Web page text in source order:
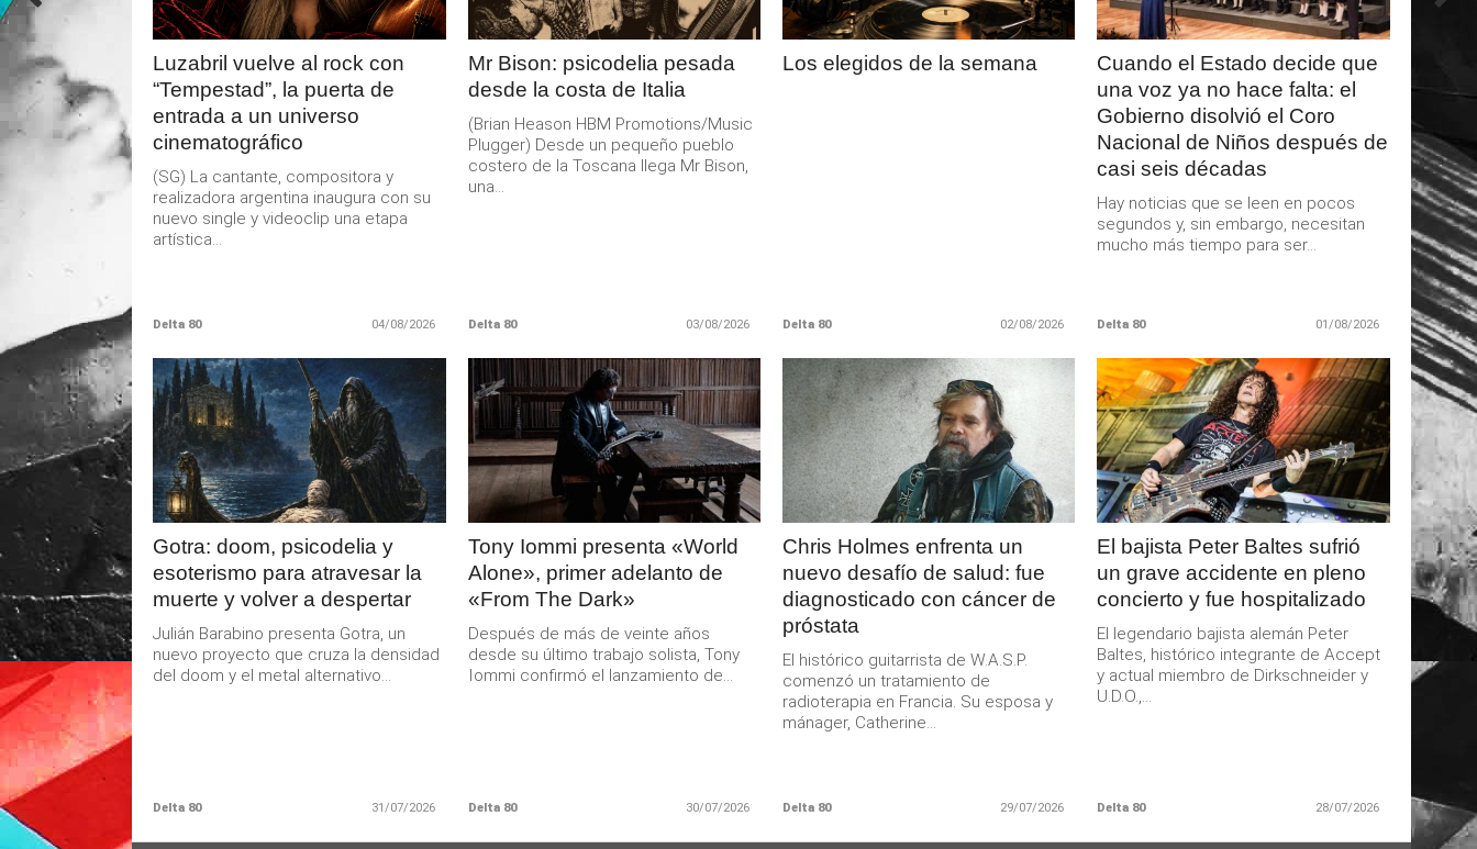
Luzabril vuelve al rock con
“Tempestad”, la puerta de
entrada a un universo
cinematográfico
(SG) La cantante, compositora y
realizadora argentina inaugura con su
nuevo single y videoclip una etapa
artística...
Delta 80 04/08/2026
Mr Bison: psicodelia pesada
desde la costa de Italia
(Brian Heason HBM Promotions/Music
Plugger) Desde un pequeño pueblo
costero de la Toscana llega Mr Bison,
una...
Delta 80 03/08/2026
Los elegidos de la semana
Delta 80 02/08/2026
Cuando el Estado decide que
una voz ya no hace falta: el
Gobierno disolvió el Coro
Nacional de Niños después de
casi seis décadas
Hay noticias que se leen en pocos
segundos y, sin embargo, necesitan
mucho más tiempo para ser...
Delta 80 01/08/2026
LEER
MAS
Gotra: doom, psicodelia y
esoterismo para atravesar la
muerte y volver a despertar
Julián Barabino presenta Gotra, un
nuevo proyecto que cruza la densidad
del doom y el metal alternativo...
Delta 80 31/07/2026
LEER
MAS
Tony Iommi presenta «World
Alone», primer adelanto de
«From The Dark»
Después de más de veinte años
desde su último trabajo solista, Tony
Iommi confirmó el lanzamiento de...
Delta 80 30/07/2026
LEER
MAS
Chris Holmes enfrenta un
nuevo desafío de salud: fue
diagnosticado con cáncer de
próstata
El histórico guitarrista de W.A.S.P.
comenzó un tratamiento de
radioterapia en Francia. Su esposa y
mánager, Catherine...
Delta 80 29/07/2026
LEER
MAS
El bajista Peter Baltes sufrió
un grave accidente en pleno
concierto y fue hospitalizado
El legendario bajista alemán Peter
Baltes, histórico integrante de Accept
y actual miembro de Dirkschneider y
U.D.O.,...
Delta 80 28/07/2026